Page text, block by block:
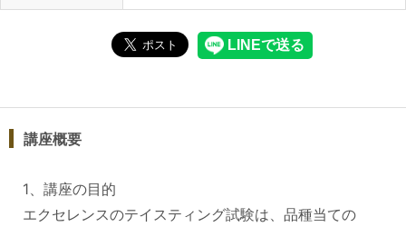
講座概要
1、講座の目的
エクセレンスのテイスティング試験は、品種当ての